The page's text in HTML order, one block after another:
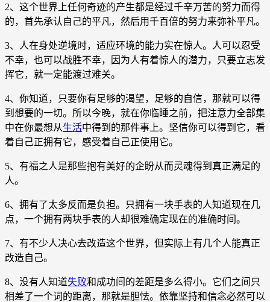
2、这个世界上任何奇迹的产生都是经过千辛万苦的努力而得
的，首先承认自己的平凡，然后用千百倍的努力来弥补平凡。
3、人在身处逆境时，适应环境的能力实在惊人。人可以忍受
不幸，也可以战胜不幸，因为人有着惊人的潜力，只要立志发
挥它，就一定能渡过难关。
4、你知道，只要你有足够的渴望，足够的自信，那就可以得
到想要的一切。所以今晚，就在你临睡之前，把注意力全部集
中在你最想从生活中得到的那件事上。坚信你可以得到它，看
着自己正拥有它，感受着自己正使用它。
5、有福之人是那些抱有美好的企盼从而灵魂得到真正满足的
人。
6、拥有了太多反而是负担。只拥有一块手表的人知道现在几
点，一个拥有两块手表的人却很难确定现在的准确时间。
7、有不少人决心去改造这个世界，但实际上有几个人能真正
改造自己。
8、没有人知道失败和成功间的差距是多么得小。它们之间只
相差了一个词的距离，那就是胆怯。依靠坚持和信念必然可以